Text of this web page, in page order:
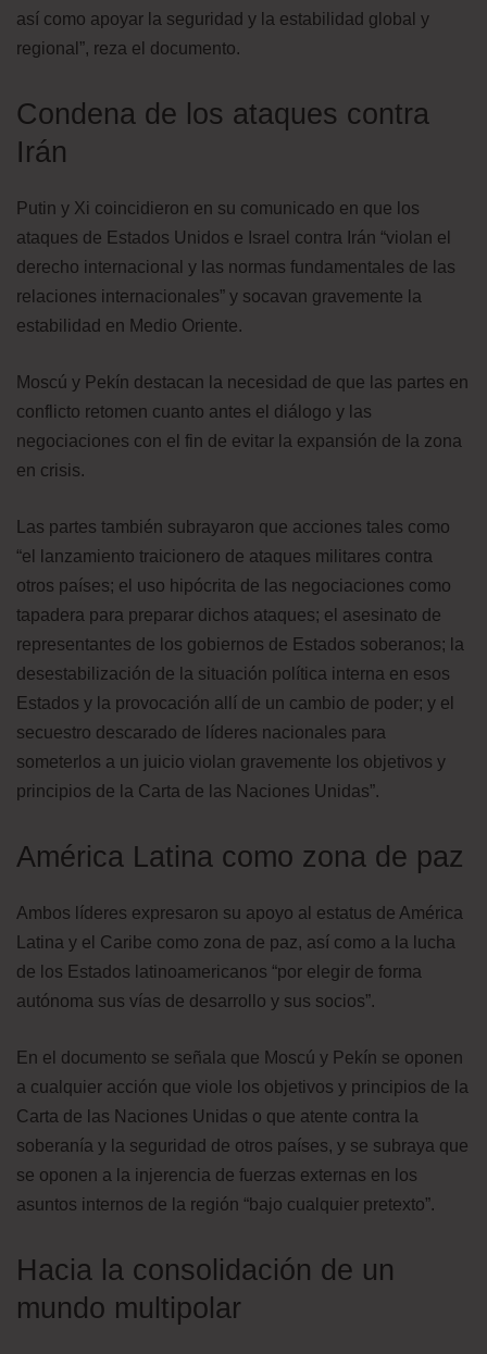
así como apoyar la seguridad y la estabilidad global y
regional”, reza el documento.
Condena de los ataques contra
Irán
Putin y Xi coincidieron en su comunicado en que los
ataques de Estados Unidos e Israel contra Irán “violan el
derecho internacional y las normas fundamentales de las
relaciones internacionales” y socavan gravemente la
estabilidad en Medio Oriente.
Moscú y Pekín destacan la necesidad de que las partes en
conflicto retomen cuanto antes el diálogo y las
negociaciones con el fin de evitar la expansión de la zona
en crisis.
Las partes también subrayaron que acciones tales como
“el lanzamiento traicionero de ataques militares contra
otros países; el uso hipócrita de las negociaciones como
tapadera para preparar dichos ataques; el asesinato de
representantes de los gobiernos de Estados soberanos; la
desestabilización de la situación política interna en esos
Estados y la provocación allí de un cambio de poder; y el
secuestro descarado de líderes nacionales para
someterlos a un juicio violan gravemente los objetivos y
principios de la Carta de las Naciones Unidas”.
América Latina como zona de paz
Ambos líderes expresaron su apoyo al estatus de América
Latina y el Caribe como zona de paz, así como a la lucha
de los Estados latinoamericanos “por elegir de forma
autónoma sus vías de desarrollo y sus socios”.
En el documento se señala que Moscú y Pekín se oponen
a cualquier acción que viole los objetivos y principios de la
Carta de las Naciones Unidas o que atente contra la
soberanía y la seguridad de otros países, y se subraya que
se oponen a la injerencia de fuerzas externas en los
asuntos internos de la región “bajo cualquier pretexto”.
Hacia la consolidación de un
mundo multipolar